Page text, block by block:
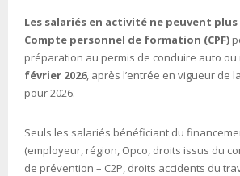
Les salariés en activité ne peuvent
Compte personnel de formation (CPF)
préparation au permis de conduire auto ou
février 2026, après l’entrée en vigueur de
pour 2026.
Seuls les salariés bénéficiant du
(employeur, région, Opco, droits issus du
de prévention – C2P, droits accidents du